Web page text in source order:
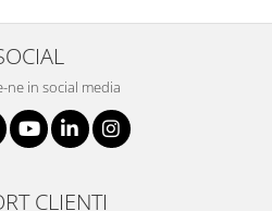
ne in social media
CLIENTI